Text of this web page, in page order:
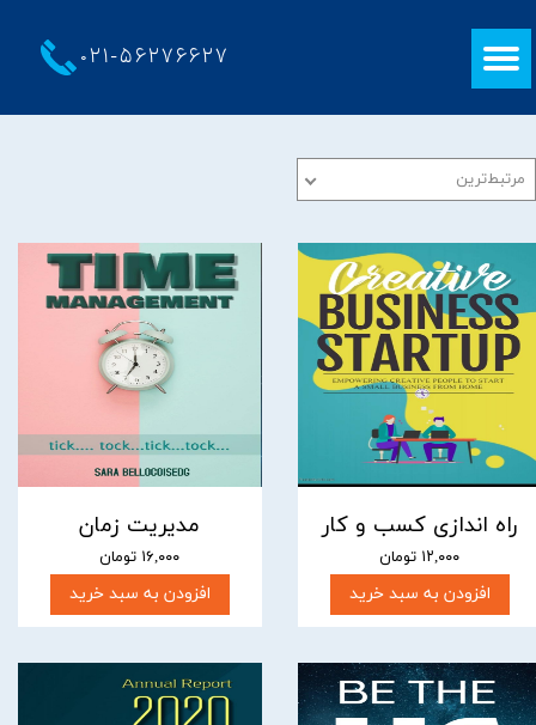
021-56276627
مرتبط‌ترین
راه اندازی کسب و کار
۱۲,۰۰۰ تومان
افزودن به سبد خرید
مدیریت زمان
۱۶,۰۰۰ تومان
افزودن به سبد خرید